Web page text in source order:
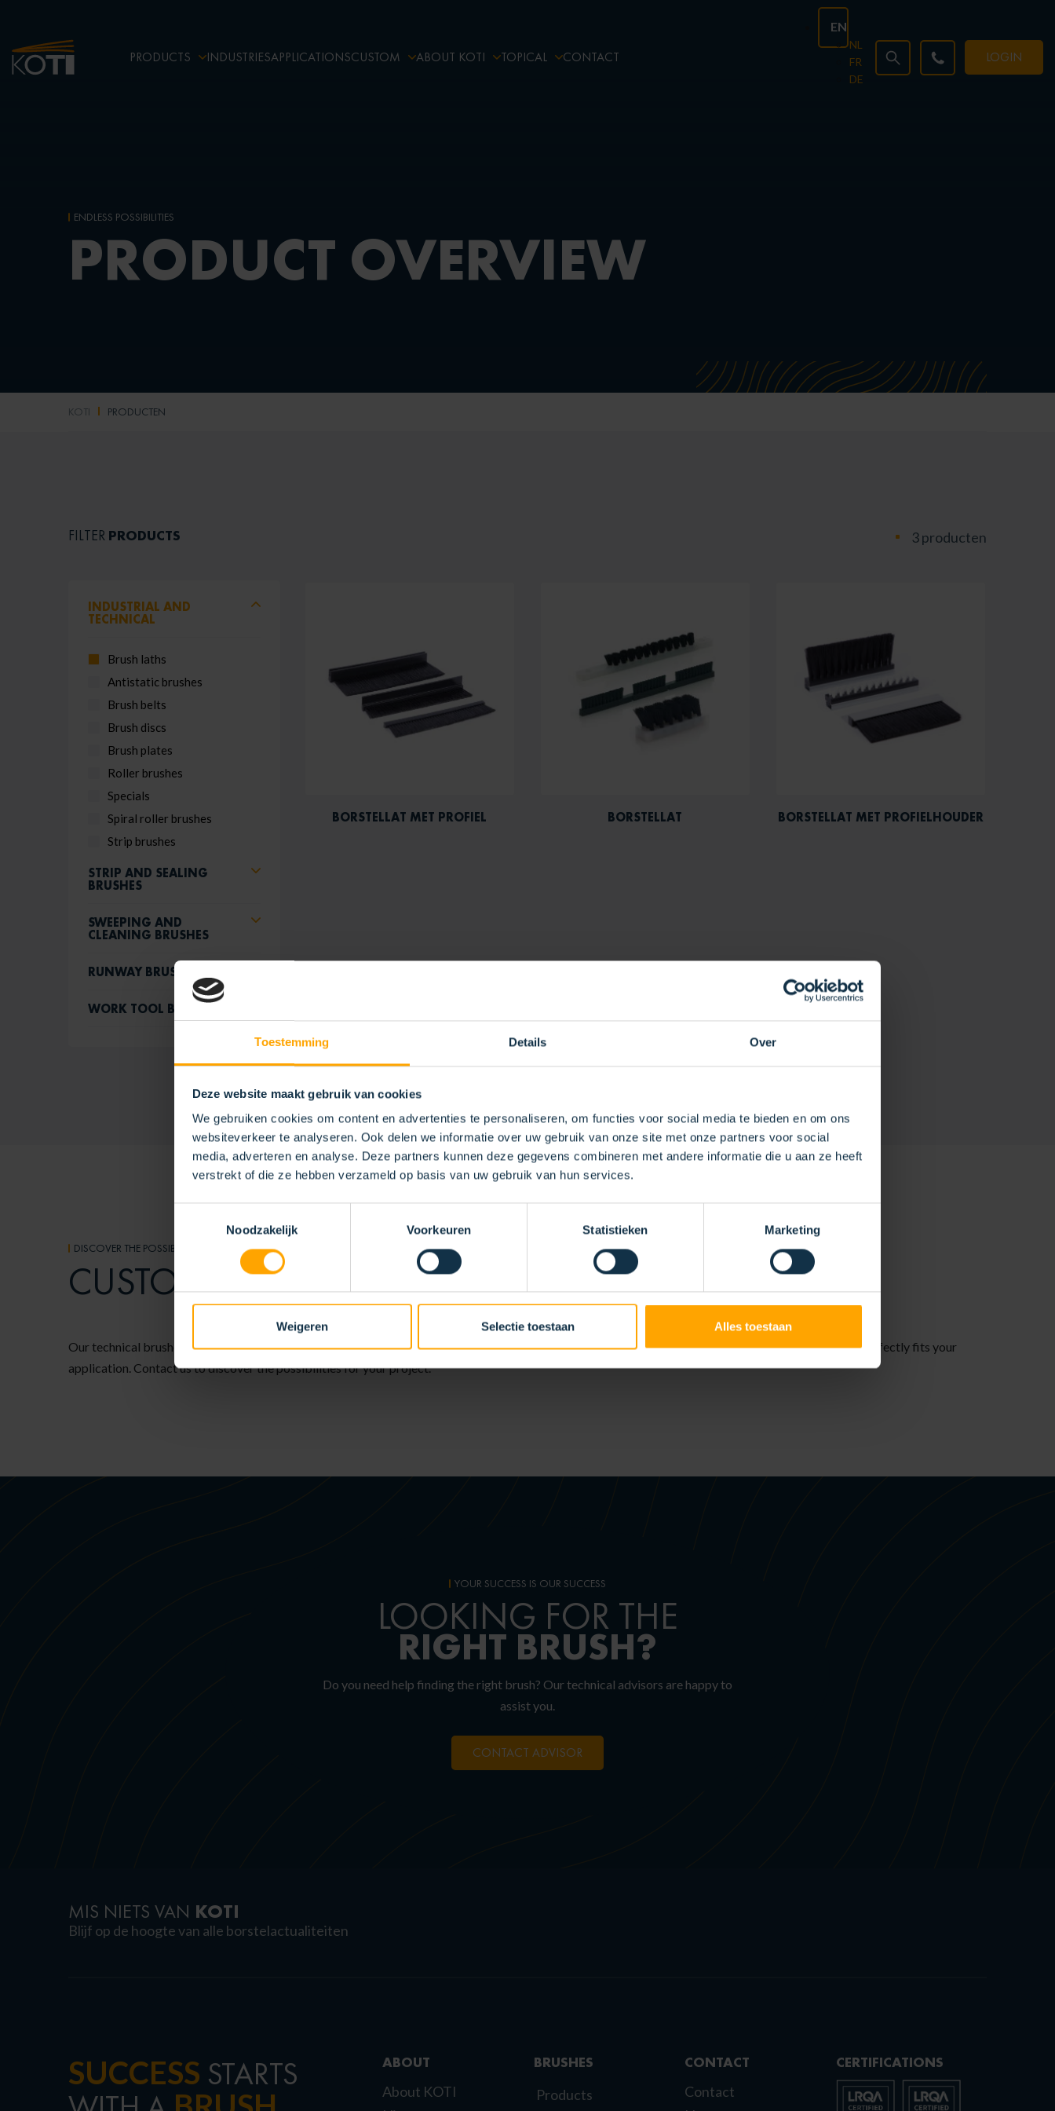
Toestemming Details Over
Deze website maakt gebruik van cookies
We gebruiken cookies om content en advertenties te personaliseren, om functies voor social media te bieden en om ons
websiteverkeer te analyseren. Ook delen we informatie over uw gebruik van onze site met onze partners voor social
media, adverteren en analyse. Deze partners kunnen deze gegevens combineren met andere informatie die u aan ze heeft
verstrekt of die ze hebben verzameld op basis van uw gebruik van hun services.
Noodzakelijk
Voorkeuren Statistieken Marketing
Weigeren Selectie toestaan Alles toestaan
PRODUCTS INDUSTRIESAPPLICATIONSCUSTOM ABOUT KOTI TOPICAL CONTACT
EN
NL
FR
DE
LOGIN
ENDLESS POSSIBILITIES
PRODUCT OVERVIEW
KOTI PRODUCTEN
FILTER PRODUCTS
INDUSTRIAL AND
TECHNICAL
Brush laths
Antistatic brushes
Brush belts
Brush discs
Brush plates
Roller brushes
Specials
Spiral roller brushes
Strip brushes
STRIP AND SEALING
BRUSHES
SWEEPING AND
CLEANING BRUSHES
RUNWAY BRUSHES
WORK TOOL BRUSHES
3 producten
BORSTELLAT MET PROFIEL BORSTELLAT BORSTELLAT MET PROFIELHOUDER
DISCOVER THE POSSIBILITIES
CUSTOMER-SPECIFICBRUSH SOLUTIONS
Our technical brushes are fully configurable, allowing us to precisely tailor them to your specific needs and requirements. This ensures a solution that perfectly fits your
application. Contact us to discover the possibilities for your project.
YOUR SUCCESS IS OUR SUCCESS
LOOKING FOR THE
RIGHT BRUSH?
Do you need help finding the right brush? Our technical advisors are happy to
assist you.
CONTACT ADVISOR
MIS NIETS VAN KOTI
Blijf op de hoogte van alle borstelactualiteiten
SUCCESS STARTS
ABOUT
About KOTI
BRUSHES
Products
CONTACT
Contact
CERTIFICATIONS